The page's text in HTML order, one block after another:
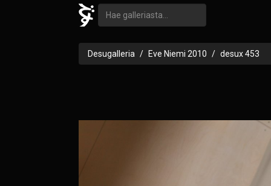
Desugalleria Eve Niemi 2010 desux 453